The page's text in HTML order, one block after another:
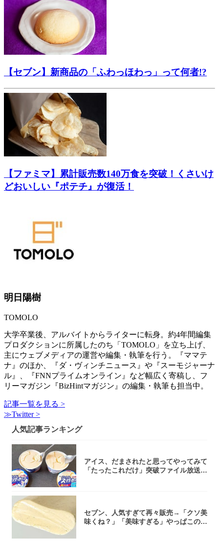
【セブン】新商品の「ふわっほわっ」って何者!?
【ファミマ】累計販売数140万食を突破！くさいけ
どおいしい『ポテチ』が復活！
明日陽樹
TOMOLO
大学卒業後、アルバイトからライターに転身。約4年間編集
プロダクションに所属したのち「TOMOLO」を立ち上げ、
主にウェブメディアの運営や編集・執筆を行う。『ママテ
ナ』のほか、『ダ・ヴィンチニュース』や『スーモジャーナ
ル』、『FNNプライムオンライン』など幅広く寄稿し、フ
リーマガジン『BizHintマガジン』の編集・執筆も担当中。
記事一覧を見る >
≫Twitter >
人気記事ランキング
アイス、だまされたと思ってやってみて
「たったこれだけ」突破ファイル放送で
セブン、人気すぎて再々販売→「クソ美
味くね？」「美味すぎる」やっぱこのク